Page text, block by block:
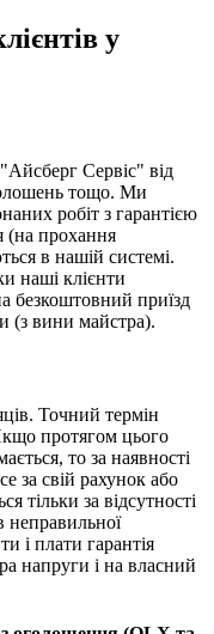
у
Сервіс" від
тощо. Ми
робіт з гарантією
(на прохання
в нашій системі.
наші клієнти
безкоштовний приїзд
(з вини майстра).
Точний термін
протягом цього
то за наявності
за свій рахунок або
тільки за відсутності
неправильної
і плати гарантія
напруги і на власний